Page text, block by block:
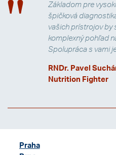
Základom pre
špičková
vašich prístrojov by
komplexný pohľad
Spolupráca s vami
RNDr. Pavel
Nutrition Fighter
Praha